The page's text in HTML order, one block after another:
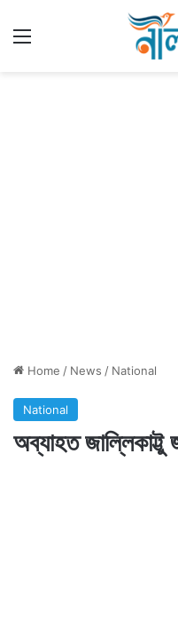
Home / News / National
National
অব্যাহত জাল্লিকাট্টু